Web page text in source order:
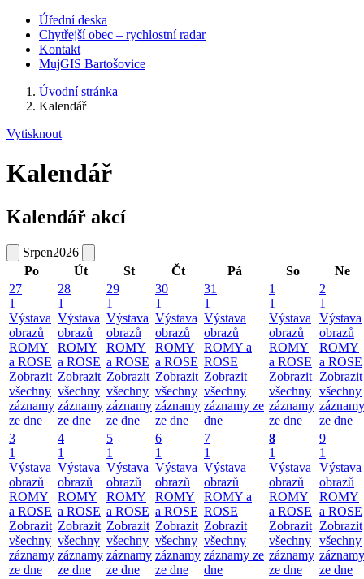
Úřední deska
Chytřejší obec – rychlostní radar
Kontakt
MujGIS Bartošovice
Úvodní stránka
Kalendář
Vytisknout
Kalendář
Kalendář akcí
Srpen2026
Po
Út St Čt Pá So
Ne
27
1
Výstava
obrazů
ROMY
a ROSE
Zobrazit
všechny
záznamy
ze dne
28
1
Výstava
obrazů
ROMY
a ROSE
Zobrazit
všechny
záznamy
ze dne
29
1
Výstava
obrazů
ROMY
a ROSE
Zobrazit
všechny
záznamy
ze dne
30
1
Výstava
obrazů
ROMY
a ROSE
Zobrazit
všechny
záznamy
ze dne
31
1
Výstava
obrazů
ROMY a
ROSE
Zobrazit
všechny
záznamy ze
dne
1
1
Výstava
obrazů
ROMY
a ROSE
Zobrazit
všechny
záznamy
ze dne
2
1
Výstava
obrazů
ROMY
a ROSE
Zobrazit
všechny
záznamy
ze dne
3
1
Výstava
obrazů
ROMY
a ROSE
Zobrazit
všechny
záznamy
ze dne
4
1
Výstava
obrazů
ROMY
a ROSE
Zobrazit
všechny
záznamy
ze dne
5
1
Výstava
obrazů
ROMY
a ROSE
Zobrazit
všechny
záznamy
ze dne
6
1
Výstava
obrazů
ROMY
a ROSE
Zobrazit
všechny
záznamy
ze dne
7
1
Výstava
obrazů
ROMY a
ROSE
Zobrazit
všechny
záznamy ze
dne
8
1
Výstava
obrazů
ROMY
a ROSE
Zobrazit
všechny
záznamy
ze dne
9
1
Výstava
obrazů
ROMY
a ROSE
Zobrazit
všechny
záznamy
ze dne